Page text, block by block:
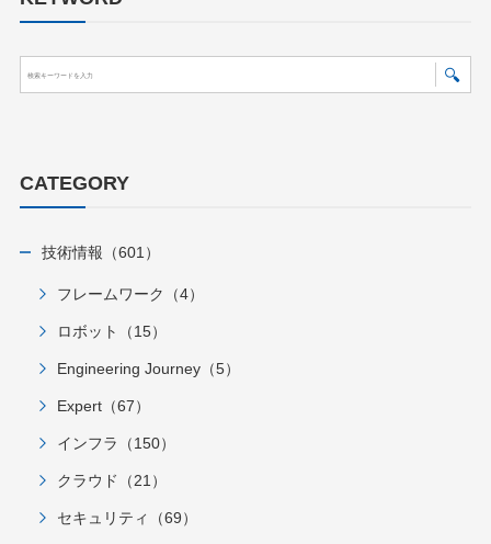
CATEGORY
技術情報（601）
フレームワーク（4）
ロボット（15）
Engineering Journey（5）
Expert（67）
インフラ（150）
クラウド（21）
セキュリティ（69）